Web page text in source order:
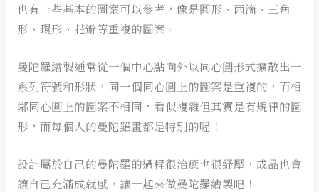
也有一些基本的圖案可以參考，像是圓形、雨滴、三角
形、環形、花瓣等重複的圖案。
曼陀羅繪製通常從一個中心點向外以同心圓形式擴散出一
系列符號和形狀，同一個同心圓上的圖案是重複的，而相
鄰同心圓上的圖案不相同，看似複雜但其實是有規律的圖
形，而每個人的曼陀羅畫都是特別的喔！
設計屬於自己的曼陀羅的過程很治癒也很紓壓，成品也會
讓自己充滿成就感，讓一起來做曼陀羅繪製吧！